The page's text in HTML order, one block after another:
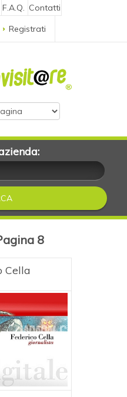
F.A.Q. Contatti
Registrati
8
Cella